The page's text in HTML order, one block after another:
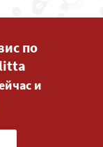
по
и